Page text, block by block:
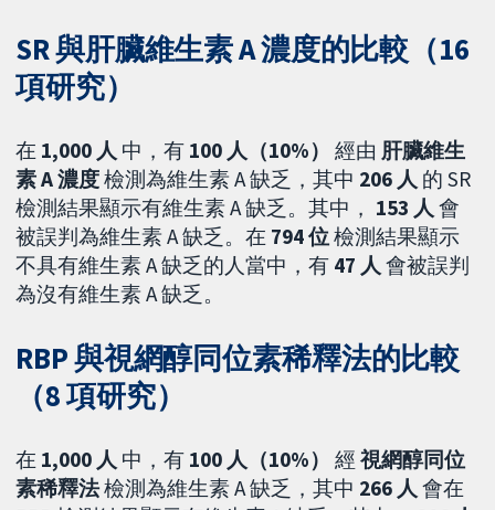
SR 與肝臟維生素 A 濃度的比較（16
項研究）
在 1,000 人 中，有 100 人（10%） 經由 肝臟維生
素 A 濃度檢測為維生素 A 缺乏，其中 206 人 的 SR
檢測結果顯示有維生素 A 缺乏。其中， 153 人 會
被誤判為維生素 A 缺乏。在 794 位檢測結果顯示
不具有維生素 A 缺乏的人當中，有 47 人 會被誤判
為沒有維生素 A 缺乏。
RBP 與視網醇同位素稀釋法的比較
（8 項研究）
在 1,000 人 中，有 100 人（10%） 經視網醇同位
素稀釋法檢測為維生素 A 缺乏，其中 266 人 會在